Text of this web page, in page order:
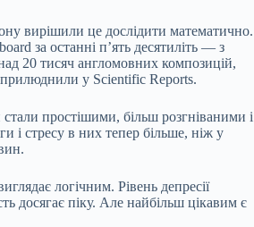
вирішили це дослідити математично.
за останні п’ять десятиліть — з
20 тисяч англомовних композицій,
у Scientific Reports.
стали простішими, більш розгніваними і
і стресу в них тепер більше, ніж у
логічним. Рівень депресії
досягає піку. Але найбільш цікавим є